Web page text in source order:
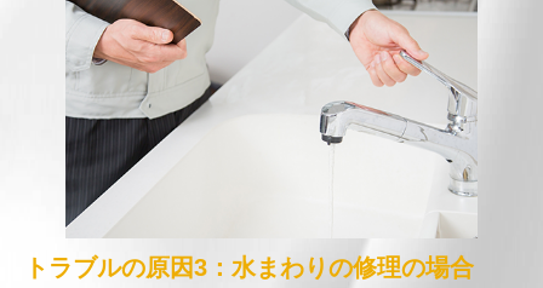
トラブルの原因3：水まわりの修理の場合